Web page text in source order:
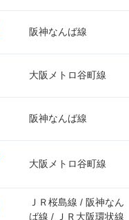
阪神なんば線
大阪メトロ谷町線
阪神なんば線
大阪メトロ谷町線
ＪＲ桜島線 / 阪神なん
ば線 / ＪＲ大阪環状線